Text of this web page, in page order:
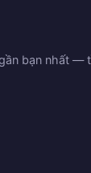
bạn nhất —